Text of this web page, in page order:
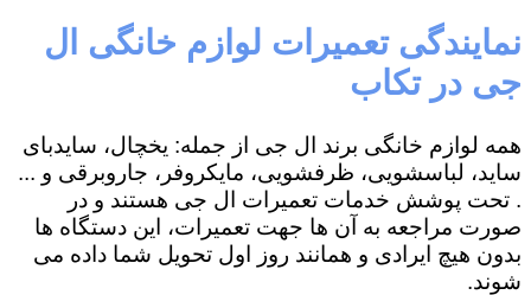
نمایندگی تعمیرات لوازم خانگی ال
جی در تکاب
همه لوازم خانگی برند ال جی از جمله: یخچال، سایدبای
ساید، لباسشویی، ظرفشویی، مایکروفر، جاروبرقی و ...
. تحت پوشش خدمات تعمیرات ال جی هستند و در
صورت مراجعه به آن ها جهت تعمیرات، این دستگاه ها
بدون هیچ ایرادی و همانند روز اول تحویل شما داده می
شوند.